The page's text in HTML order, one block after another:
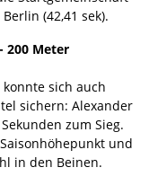
(42,41 sek).
200 Meter
sich auch
sichern: Alexander
zum Sieg.
und
in den Beinen.